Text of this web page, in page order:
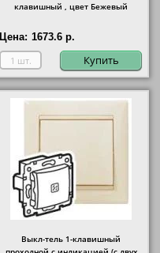
клавишный , цвет Бежевый
Цена: 1673.6 р.
Купить
Выкл-тель 1-клавишный